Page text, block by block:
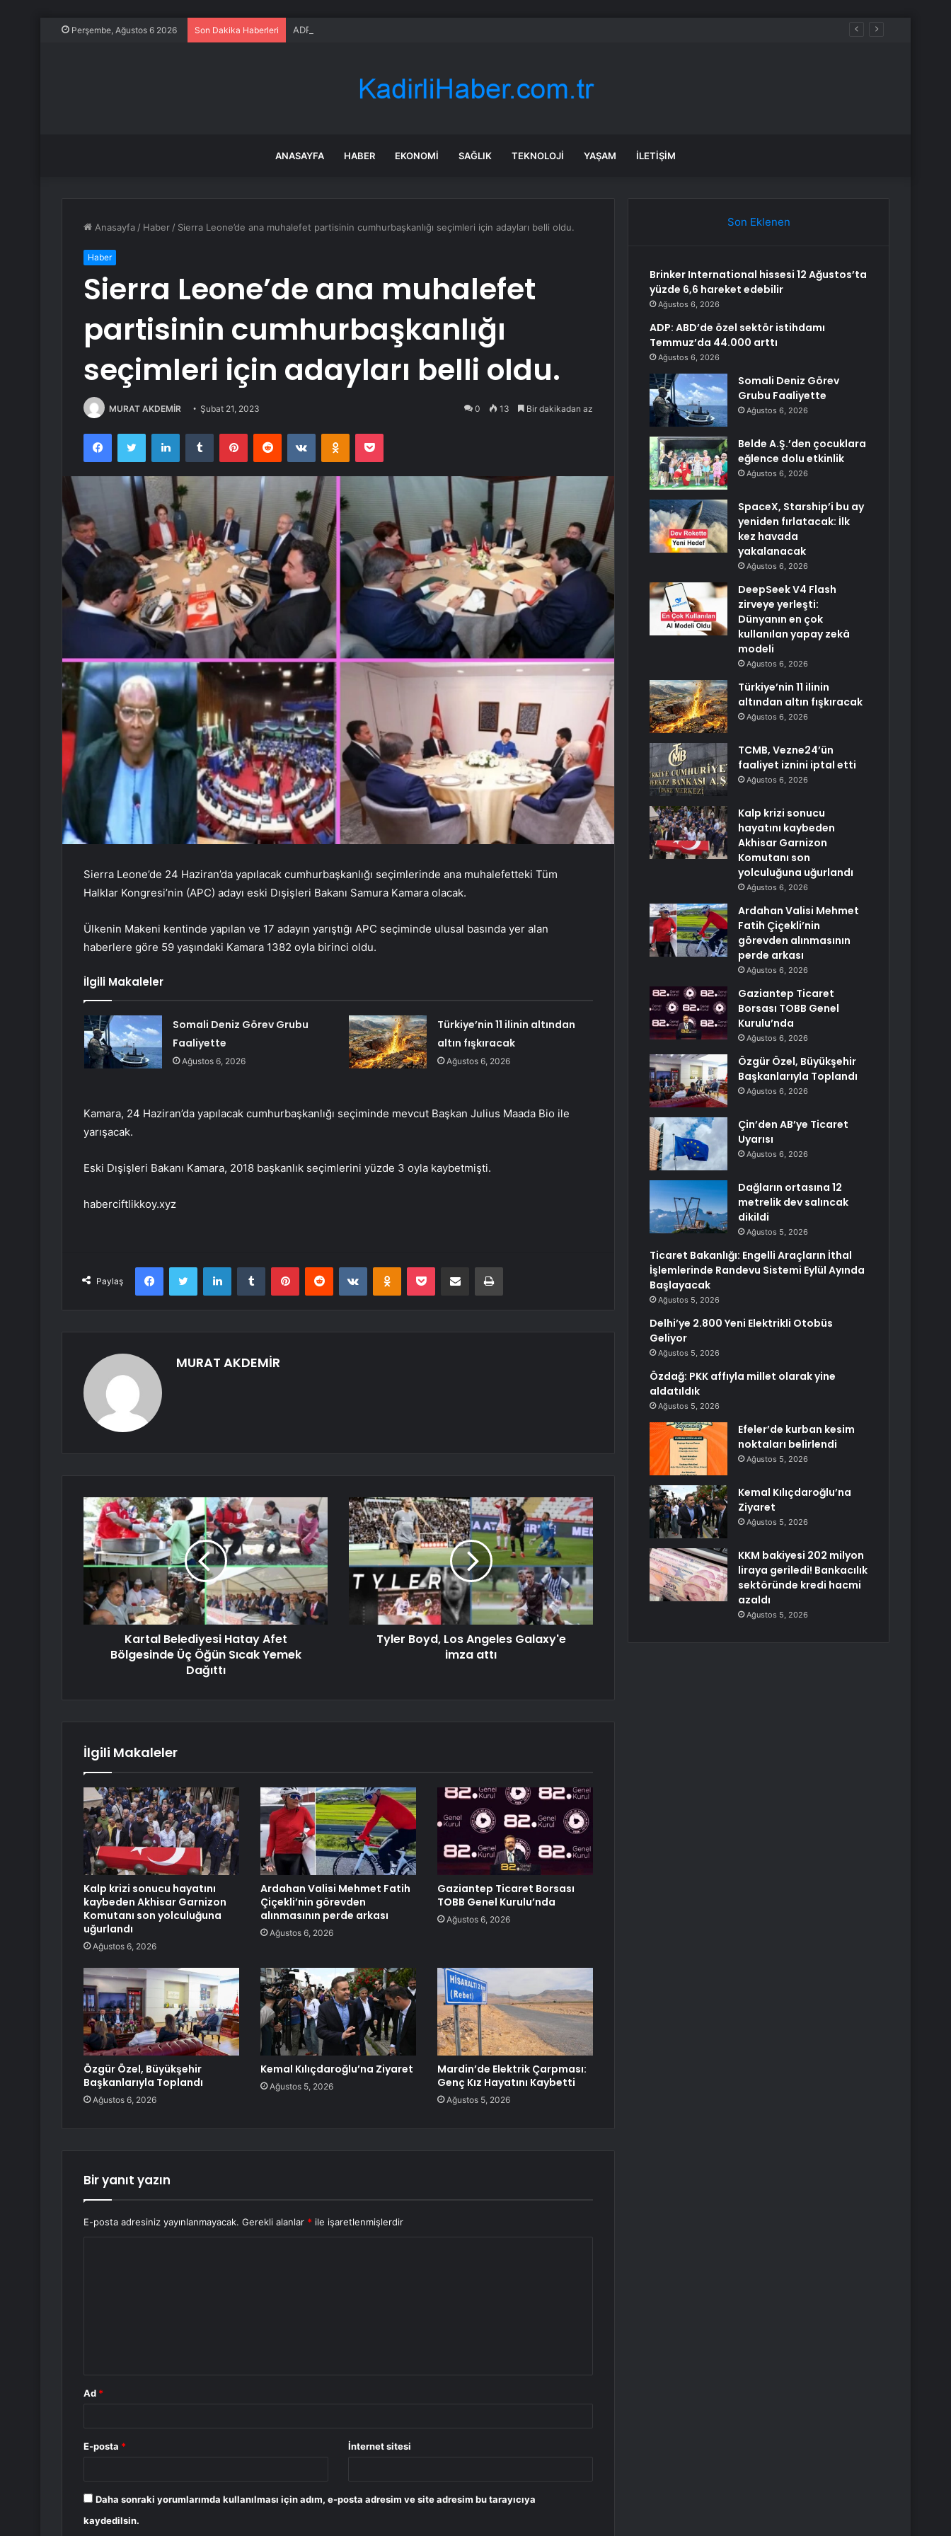
Perşembe, Ağustos 6 2026 Son Dakika Haberleri ADP: ABD’de özel sektör istihdamı Temmuz’da 44.000 arttı
ANASAYFA HABER EKONOMI SAĞLIK TEKNOLOJI YAŞAM İLETIŞIM
Anasayfa / Haber / Sierra Leone’de ana muhalefet partisinin cumhurbaşkanlığı seçimleri için adayları belli oldu.
Haber
Sierra Leone’de ana muhalefet
partisinin cumhurbaşkanlığı
seçimleri için adayları belli oldu.
MURAT AKDEMİR Şubat 21, 2023 0 13 Bir dakikadan az
FacebookTwitter LinkedInTumblr PinterestReddit VKontakteOdnoklassniki
Pocket
Sierra Leone’de 24 Haziran’da yapılacak cumhurbaşkanlığı seçimlerinde ana muhalefetteki Tüm
Halklar Kongresi’nin (APC) adayı eski Dışişleri Bakanı Samura Kamara olacak.
Ülkenin Makeni kentinde yapılan ve 17 adayın yarıştığı APC seçiminde ulusal basında yer alan
haberlere göre 59 yaşındaki Kamara 1382 oyla birinci oldu.
İlgili Makaleler
Somali Deniz Görev Grubu
Faaliyette
Ağustos 6, 2026
Türkiye’nin 11 ilinin altından
altın fışkıracak
Ağustos 6, 2026
Kamara, 24 Haziran’da yapılacak cumhurbaşkanlığı seçiminde mevcut Başkan Julius Maada Bio ile
yarışacak.
Eski Dışişleri Bakanı Kamara, 2018 başkanlık seçimlerini yüzde 3 oyla kaybetmişti.
haberciftlikkoy.xyz
Paylaş
FacebookTwitter LinkedInTumblr PinterestReddit VKontakteOdnoklassniki
Pocket E-Posta ile paylaş Yazdır
MURAT AKDEMİR
Kartal Belediyesi Hatay Afet
Bölgesinde Üç Öğün Sıcak Yemek
Dağıttı
Tyler Boyd, Los Angeles Galaxy'e
imza attı
İlgili Makaleler
Kalp krizi sonucu hayatını
kaybeden Akhisar Garnizon
Komutanı son yolculuğuna
uğurlandı
Ağustos 6, 2026
Ardahan Valisi Mehmet Fatih
Çiçekli’nin görevden
alınmasının perde arkası
Ağustos 6, 2026
Gaziantep Ticaret Borsası
TOBB Genel Kurulu’nda
Ağustos 6, 2026
Özgür Özel, Büyükşehir
Başkanlarıyla Toplandı
Ağustos 6, 2026
Kemal Kılıçdaroğlu’na Ziyaret
Ağustos 5, 2026
Mardin’de Elektrik Çarpması:
Genç Kız Hayatını Kaybetti
Ağustos 5, 2026
Bir yanıt yazın
E-posta adresiniz yayınlanmayacak. Gerekli alanlar * ile işaretlenmişlerdir
Ad *
E-posta * İnternet sitesi
Daha sonraki yorumlarımda kullanılması için adım, e-posta adresim ve site adresim bu tarayıcıya
kaydedilsin.
Son Eklenen
Brinker International hissesi 12 Ağustos’ta
yüzde 6,6 hareket edebilir
Ağustos 6, 2026
ADP: ABD’de özel sektör istihdamı
Temmuz’da 44.000 arttı
Ağustos 6, 2026
Somali Deniz Görev
Grubu Faaliyette
Ağustos 6, 2026
Belde A.Ş.’den çocuklara
eğlence dolu etkinlik
Ağustos 6, 2026
SpaceX, Starship’i bu ay
yeniden fırlatacak: İlk
kez havada
yakalanacak
Ağustos 6, 2026
DeepSeek V4 Flash
zirveye yerleşti:
Dünyanın en çok
kullanılan yapay zekâ
modeli
Ağustos 6, 2026
Türkiye’nin 11 ilinin
altından altın fışkıracak
Ağustos 6, 2026
TCMB, Vezne24’ün
faaliyet iznini iptal etti
Ağustos 6, 2026
Kalp krizi sonucu
hayatını kaybeden
Akhisar Garnizon
Komutanı son
yolculuğuna uğurlandı
Ağustos 6, 2026
Ardahan Valisi Mehmet
Fatih Çiçekli’nin
görevden alınmasının
perde arkası
Ağustos 6, 2026
Gaziantep Ticaret
Borsası TOBB Genel
Kurulu’nda
Ağustos 6, 2026
Özgür Özel, Büyükşehir
Başkanlarıyla Toplandı
Ağustos 6, 2026
Çin’den AB’ye Ticaret
Uyarısı
Ağustos 6, 2026
Dağların ortasına 12
metrelik dev salıncak
dikildi
Ağustos 5, 2026
Ticaret Bakanlığı: Engelli Araçların İthal
İşlemlerinde Randevu Sistemi Eylül Ayında
Başlayacak
Ağustos 5, 2026
Delhi’ye 2.800 Yeni Elektrikli Otobüs
Geliyor
Ağustos 5, 2026
Özdağ: PKK affıyla millet olarak yine
aldatıldık
Ağustos 5, 2026
Efeler’de kurban kesim
noktaları belirlendi
Ağustos 5, 2026
Kemal Kılıçdaroğlu’na
Ziyaret
Ağustos 5, 2026
KKM bakiyesi 202 milyon
liraya geriledi! Bankacılık
sektöründe kredi hacmi
azaldı
Ağustos 5, 2026